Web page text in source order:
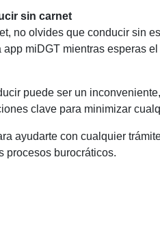
sin carnet
no olvides que conducir sin
miDGT mientras esperas
puede ser un
clave para minimizar
ayudarte con cualquier
procesos burocráticos.